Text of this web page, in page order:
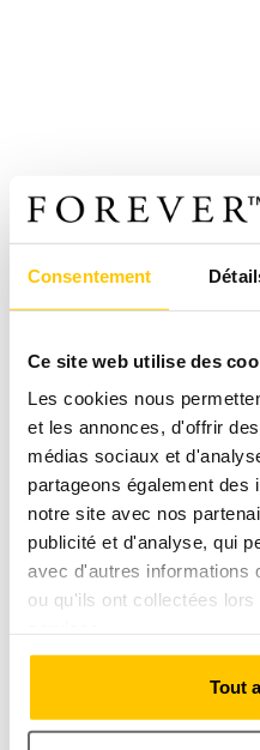
Consentement
Ce site web utilise des
Les cookies nous
et les annonces, d'offrir
médias sociaux et
partageons également des
notre site avec nos
publicité et d'analyse, qui
avec d'autres informations
ou qu'ils ont collectées
Tout